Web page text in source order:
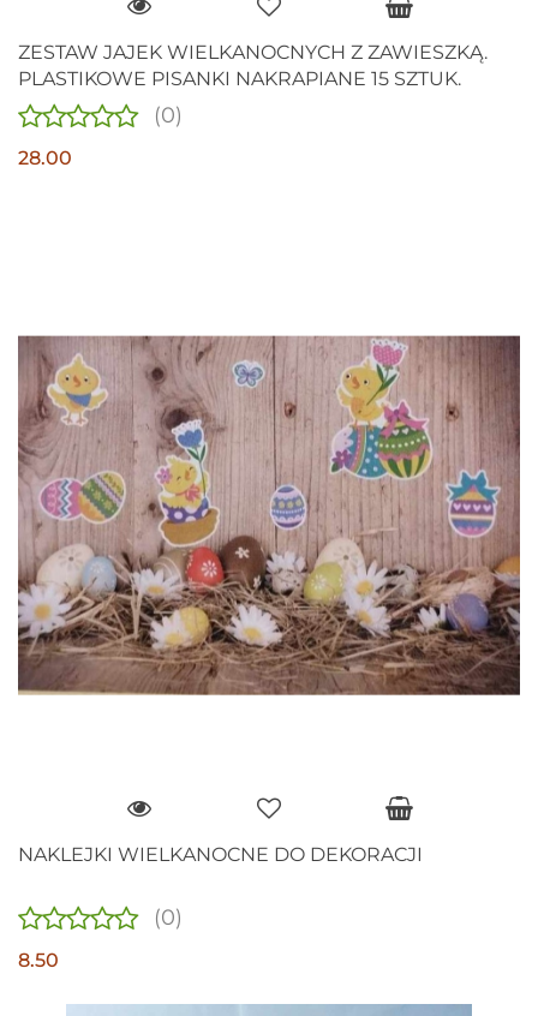
ZESTAW JAJEK WIELKANOCNYCH Z ZAWIESZKĄ.
PLASTIKOWE PISANKI NAKRAPIANE 15 SZTUK.
(0)
28.00
NAKLEJKI WIELKANOCNE DO DEKORACJI
(0)
8.50